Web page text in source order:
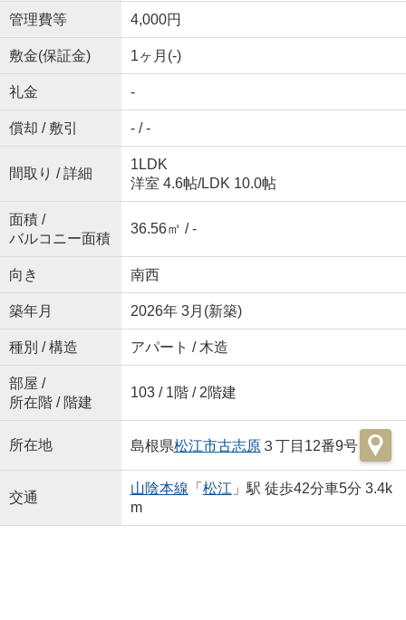
管理費等 4,000円
敷金(保証金) 1ヶ月(-)
礼金 -
償却 / 敷引 - / -
間取り / 詳細
1LDK
洋室 4.6帖/LDK 10.0帖
面積 /
バルコニー面積
36.56㎡ / -
向き 南西
築年月 2026年 3月(新築)
種別 / 構造 アパート / 木造
部屋 /
所在階 / 階建
103 / 1階 / 2階建
所在地 島根県松江市古志原３丁目12番9号
交通
山陰本線 「 松江 」駅 徒歩42分車5分 3.4k
m